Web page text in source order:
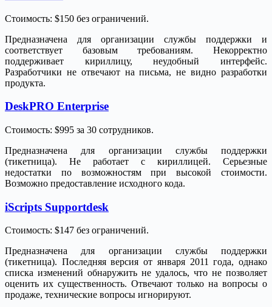
Стоимость: $150 без ограничений.
Предназначена для организации службы поддержки и
соответствует базовым требованиям. Некорректно
поддерживает кириллицу, неудобный интерфейс.
Разработчики не отвечают на письма, не видно разработки
продукта.
DeskPRO Enterprise
Стоимость: $995 за 30 сотрудников.
Предназначена для организации службы поддержки
(тикетница). Не работает с кириллицей. Серьезные
недостатки по возможностям при высокой стоимости.
Возможно предоставление исходного кода.
iScripts Supportdesk
Стоимость: $147 без ограничений.
Предназначена для организации службы поддержки
(тикетница). Последняя версия от января 2011 года, однако
списка изменений обнаружить не удалось, что не позволяет
оценить их существенность. Отвечают только на вопросы о
продаже, технические вопросы игнорируют.